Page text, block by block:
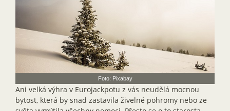
Foto: Pixabay
Ani velká výhra v Eurojackpotu z vás neudělá mocnou
bytost, která by snad zastavila živelné pohromy nebo ze